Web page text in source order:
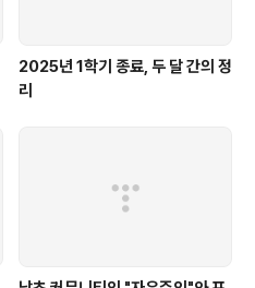
2025년 1학기 종료, 두 달 간의 정
리